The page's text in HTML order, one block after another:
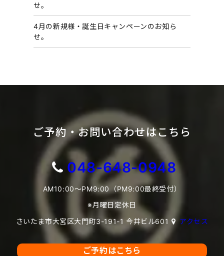
せ。
4月の新規様・誕生日キャンペーンのお知ら
せ。
ご予約・お問い合わせはこちら
048-648-0948
AM10:00～PM9:00（PM9:00最終受付）
※月曜日定休日
さいたま市大宮区大門町3-191-1 今井ビル601
アクセス
ご予約はこちら